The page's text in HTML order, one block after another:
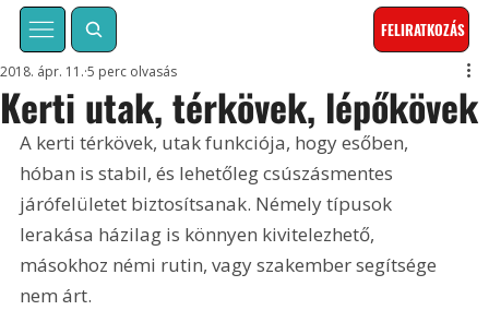
FELIRATKOZÁS
Kerti utak, térkövek, lépőkövek
2018. ápr. 11. 5 perc olvasás
A kerti térkövek, utak funkciója, hogy esőben,
hóban is stabil, és lehetőleg csúszásmentes
járófelületet biztosítsanak. Némely típusok
lerakása házilag is könnyen kivitelezhető,
másokhoz némi rutin, vagy szakember segítsége
nem árt.